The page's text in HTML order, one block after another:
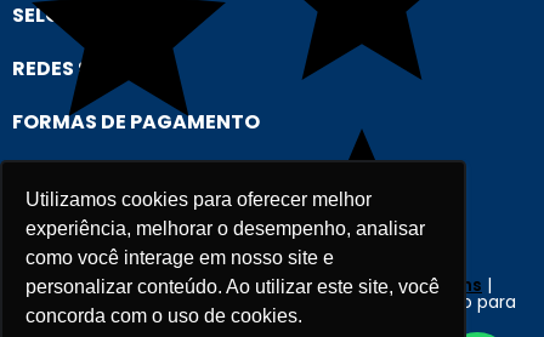
Utilizamos cookies para oferecer melhor
experiência, melhorar o desempenho, analisar
como você interage em nosso site e
personalizar conteúdo. Ao utilizar este site, você
concorda com o uso de cookies.
SELOS
REDES SOCIAIS
FORMAS DE PAGAMENTO
Criação e Desenvolvimento AgênciaNew Humans |
Plataforma Add Suite - Tecnologia e Comunicação para
Transformação Digital